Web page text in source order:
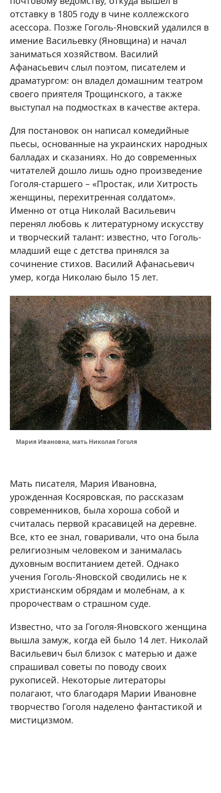
отставку в 1805 году в чине коллежского
асессора. Позже Гоголь-Яновский удалился в
имение Васильевку (Яновщина) и начал
заниматься хозяйством. Василий
Афанасьевич слыл поэтом, писателем и
драматургом: он владел домашним театром
своего приятеля Трощинского, а также
выступал на подмостках в качестве актера.
Для постановок он написал комедийные
пьесы, основанные на украинских народных
балладах и сказаниях. Но до современных
читателей дошло лишь одно произведение
Гоголя-старшего – «Простак, или Хитрость
женщины, перехитренная солдатом».
Именно от отца Николай Васильевич
перенял любовь к литературному искусству
и творческий талант: известно, что Гоголь-
младший еще с детства принялся за
сочинение стихов. Василий Афанасьевич
умер, когда Николаю было 15 лет.
Мария Ивановна, мать Николая Гоголя
Мать писателя, Мария Ивановна,
урожденная Косяровская, по рассказам
современников, была хороша собой и
считалась первой красавицей на деревне.
Все, кто ее знал, говаривали, что она была
религиозным человеком и занималась
духовным воспитанием детей. Однако
учения Гоголь-Яновской сводились не к
христианским обрядам и молебнам, а к
пророчествам о страшном суде.
Известно, что за Гоголя-Яновского женщина
вышла замуж, когда ей было 14 лет. Николай
Васильевич был близок с матерью и даже
спрашивал советы по поводу своих
рукописей. Некоторые литераторы
полагают, что благодаря Марии Ивановне
творчество Гоголя наделено фантастикой и
мистицизмом.